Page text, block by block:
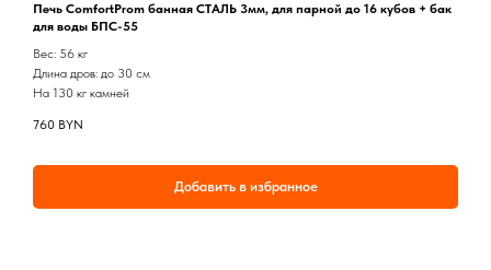
Печь ComfortProm банная СТАЛЬ 3мм, для парной до 16 кубов + бак
для воды БПС-55
Вес: 56 кг
Длина дров: до 30 см
На 130 кг камней
760 BYN
Добавить в избранное